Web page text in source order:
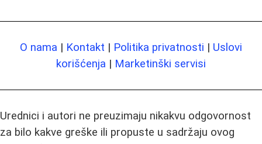
O nama | Kontakt | Politika privatnosti | Uslovi
korišćenja | Marketinški servisi
Urednici i autori ne preuzimaju nikakvu odgovornost
za bilo kakve greške ili propuste u sadržaju ovog